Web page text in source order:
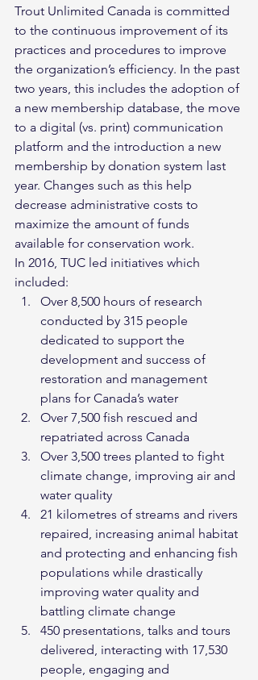
Trout Unlimited Canada is committed
to the continuous improvement of its
practices and procedures to improve
the organization’s efficiency. In the past
two years, this includes the adoption of
a new membership database, the move
to a digital (vs. print) communication
platform and the introduction a new
membership by donation system last
year. Changes such as this help
decrease administrative costs to
maximize the amount of funds
available for conservation work.
In 2016, TUC led initiatives which
included:
Over 8,500 hours of research
conducted by 315 people
dedicated to support the
development and success of
restoration and management
plans for Canada’s water
Over 7,500 fish rescued and
repatriated across Canada
Over 3,500 trees planted to fight
climate change, improving air and
water quality
21 kilometres of streams and rivers
repaired, increasing animal habitat
and protecting and enhancing fish
populations while drastically
improving water quality and
battling climate change
450 presentations, talks and tours
delivered, interacting with 17,530
people, engaging and